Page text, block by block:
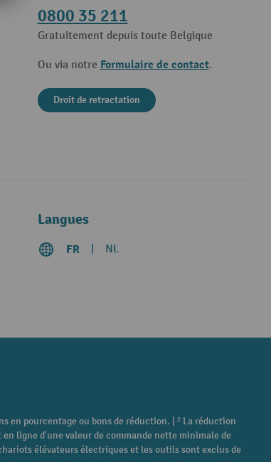
0800 35 211
Gratuitement depuis toute Belgique
Ou via notre Formulaire de contact.
Droit de retractation
Langues
FR NL
en pourcentage ou bons de réduction. | ² La réduction
ligne d'une valeur de commande nette minimale de
élévateurs électriques et les outils sont exclus de